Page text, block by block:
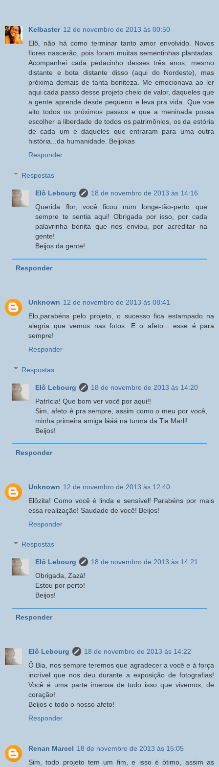
Kelbaster 12 de novembro de 2013 às 00:50
Elô, não há como terminar tanto amor envolvido. Novos
flores nascerão, pois foram muitas sementinhas plantadas.
Acompanhei cada pedacinho desses três anos, mesmo
distante e bota distante disso (aqui do Nordeste), mas
próxima demais de tanta boniteza. Me emocionava ao ler
aqui cada passo desse projeto cheio de valor, daqueles que
a gente aprende desde pequeno e leva pra vida. Que voe
alto todos os próximos passos e que a meninada possa
escolher a liberdade de todos os patrimônios, os da estória
de cada um e daqueles que entraram para uma outra
história...da humanidade. Beijokas
Responder
Respostas
Elô Lebourg
18 de novembro de 2013 às 14:16
Querida flor, você ficou num longe-tão-perto que
sempre te sentia aqui! Obrigada por isso, por cada
palavrinha bonita que nos enviou, por acreditar na
gente!
Beijos da gente!
Responder
Unknown 12 de novembro de 2013 às 08:41
Elo,parabéns pelo projeto, o sucesso fica estampado na
alegria que vemos nas fotos. E o afeto... esse é para
sempre!
Responder
Respostas
Elô Lebourg
18 de novembro de 2013 às 14:20
Patrícia! Que bom ver você por aqui!!
Sim, afeto é pra sempre, assim como o meu por você,
minha primeira amiga lááá na turma da Tia Marli!
Beijos!
Responder
Unknown 12 de novembro de 2013 às 12:40
Elôzita! Como você é linda e sensível! Parabéns por mais
essa realização! Saudade de você! Beijos!
Responder
Respostas
Elô Lebourg
18 de novembro de 2013 às 14:21
Obrigada, Zazá!
Estou por perto!
Beijos!
Responder
Elô Lebourg
18 de novembro de 2013 às 14:22
Ô Bia, nos sempre teremos que agradecer a você e à força
incrível que nos deu durante a exposição de fotografias!
Você é uma parte imensa de tudo isso que vivemos, de
coração!
Beijos e todo o nosso afeto!
Responder
Renan Marcel 18 de novembro de 2013 às 15:05
Sim, todo projeto tem um fim, e isso é ótimo, assim as